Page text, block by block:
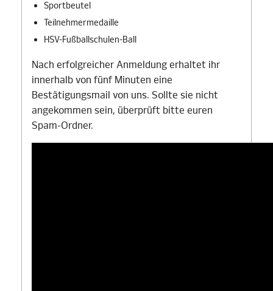
Sportbeutel
Teilnehmermedaille
HSV-Fußballschulen-Ball
Nach erfolgreicher Anmeldung erhaltet ihr
innerhalb von fünf Minuten eine
Bestätigungsmail von uns. Sollte sie nicht
angekommen sein, überprüft bitte euren
Spam-Ordner.